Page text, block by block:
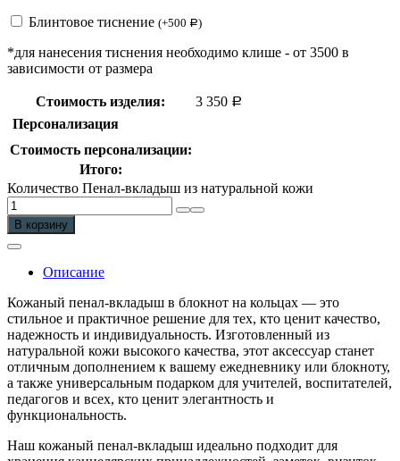
Блинтовое тиснение (+500 Р)
*для нанесения тиснения необходимо клише - от 3500 в
зависимости от размера
Стоимость изделия: 3 350 Р
Персонализация
Стоимость персонализации:
Итого:
Количество Пенал-вкладыш из натуральной кожи
В корзину
Описание
Кожаный пенал-вкладыш в блокнот на кольцах — это
стильное и практичное решение для тех, кто ценит качество,
надежность и индивидуальность. Изготовленный из
натуральной кожи высокого качества, этот аксессуар станет
отличным дополнением к вашему ежедневнику или блокноту,
а также универсальным подарком для учителей, воспитателей,
педагогов и всех, кто ценит элегантность и
функциональность.
Наш кожаный пенал-вкладыш идеально подходит для